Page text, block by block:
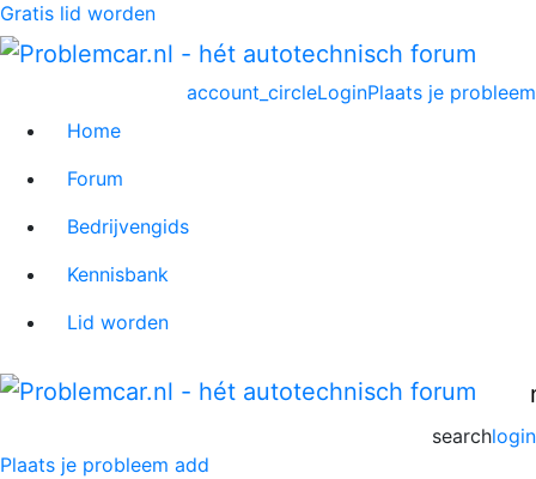
Gratis lid worden
Plaats je probleem
account_circleLogin
Home
Forum
Bedrijvengids
Kennisbank
Lid worden
login
search
Plaats je probleem add